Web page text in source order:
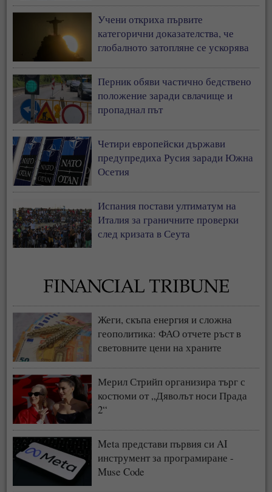
Учени откриха първите
категорични доказателства, че
глобалното затопляне се ускорява
Перник обяви частично бедствено
положение заради свлачище и
пропаднал път
Четири европейски държави
предупредиха Русия заради Южна
Осетия
Испания постави ултиматум на
Италия за граничните проверки
след кризата в Сеута
Жеги, скъпа енергия и сложна
геополитика: ФАО отчете ръст в
световните цени на храните
Мерил Стрийп организира търг с
костюми от „Дяволът носи Прада
2“
Meta представи първия си AI
инструмент за програмиране -
Muse Code